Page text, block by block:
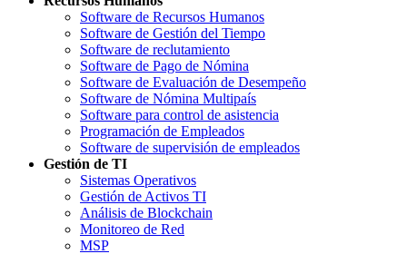
Software de Recursos Humanos
Software de Gestión del Tiempo
Software de reclutamiento
Software de Pago de Nómina
Software de Evaluación de Desempeño
Software de Nómina Multipaís
Software para control de asistencia
Programación de Empleados
Software de supervisión de empleados
Gestión de TI
Sistemas Operativos
Gestión de Activos TI
Análisis de Blockchain
Monitoreo de Red
MSP